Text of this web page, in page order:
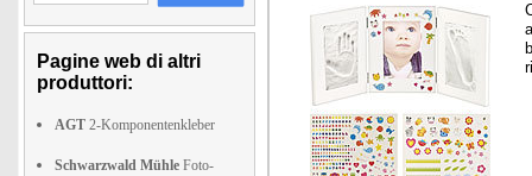
Pagine web di altri
produttori:
AGT 2-Komponentenkleber
Schwarzwald Mühle Foto-